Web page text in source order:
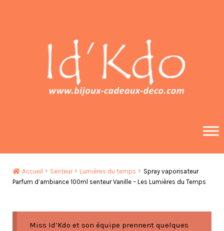
Accueil Senteur Lumières du temps
Spray vaporisateur
Parfum d’ambiance 100ml senteur Vanille – Les Lumières du Temps
Miss Id’Kdo et son équipe prennent quelques